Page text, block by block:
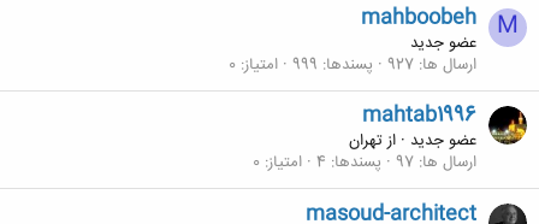
M
mahboobeh
عضو جدید
ارسال ها 927 پسندها 999 امتیاز 0
mahtab1996
عضو جدید · ازتهران
ارسال ها 97 پسندها 4 امتیاز 0
masoud-architect